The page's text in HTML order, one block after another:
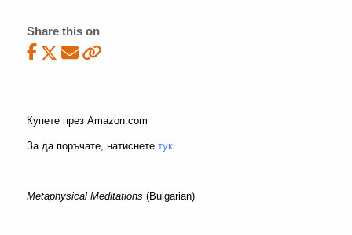
Share this on
Купете през Amazon.com
За да поръчате, натиснете тук.
Metaphysical Meditations (Bulgarian)